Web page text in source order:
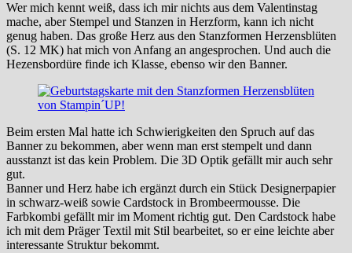
Wer mich kennt weiß, dass ich mir nichts aus dem Valentinstag
mache, aber Stempel und Stanzen in Herzform, kann ich nicht
genug haben. Das große Herz aus den Stanzformen Herzensblüten
(S. 12 MK) hat mich von Anfang an angesprochen. Und auch die
Hezensbordüre finde ich Klasse, ebenso wir den Banner.
Beim ersten Mal hatte ich Schwierigkeiten den Spruch auf das
Banner zu bekommen, aber wenn man erst stempelt und dann
ausstanzt ist das kein Problem. Die 3D Optik gefällt mir auch sehr
gut.
Banner und Herz habe ich ergänzt durch ein Stück Designerpapier
in schwarz-weiß sowie Cardstock in Brombeermousse. Die
Farbkombi gefällt mir im Moment richtig gut. Den Cardstock habe
ich mit dem Präger Textil mit Stil bearbeitet, so er eine leichte aber
interessante Struktur bekommt.